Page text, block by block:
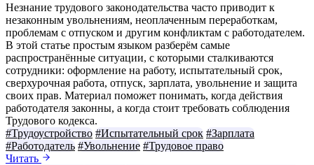
Незнание трудового законодательства часто приводит к
незаконным увольнениям, неоплаченным переработкам,
проблемам с отпуском и другим конфликтам с работодателем.
В этой статье простым языком разберём самые
распространённые ситуации, с которыми сталкиваются
сотрудники: оформление на работу, испытательный срок,
сверхурочная работа, отпуск, зарплата, увольнение и защита
своих прав. Материал поможет понимать, когда действия
работодателя законны, а когда стоит требовать соблюдения
Трудового кодекса.
#Трудоустройство #Испытательный срок #Зарплата
#Работодатель #Увольнение #Трудовое право
Читать